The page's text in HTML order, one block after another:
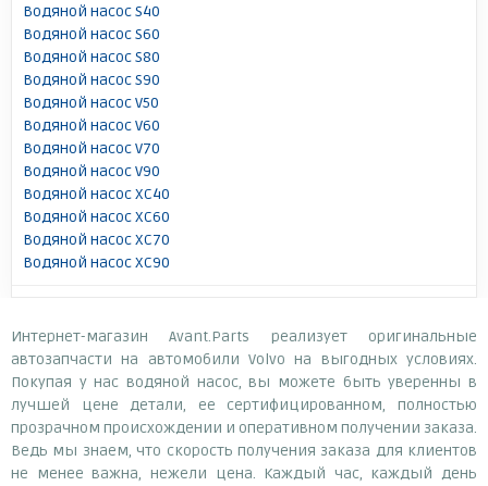
Водяной насос S40
Водяной насос S60
Водяной насос S80
Водяной насос S90
Водяной насос V50
Водяной насос V60
Водяной насос V70
Водяной насос V90
Водяной насос XC40
Водяной насос XC60
Водяной насос XC70
Водяной насос XC90
Интернет-магазин Avant.Parts реализует оригинальные
автозапчасти на автомобили Volvo на выгодных условиях.
Покупая у нас водяной насос, вы можете быть уверенны в
лучшей цене детали, ее сертифицированном, полностью
прозрачном происхождении и оперативном получении заказа.
Ведь мы знаем, что скорость получения заказа для клиентов
не менее важна, нежели цена. Каждый час, каждый день